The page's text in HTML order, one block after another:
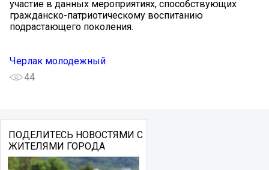
участие в данных мероприятиях, способствующих
гражданско-патриотическому воспитанию
подрастающего поколения.
Черлак молодежный
44
ПОДЕЛИТЕСЬ НОВОСТЯМИ С
ЖИТЕЛЯМИ ГОРОДА